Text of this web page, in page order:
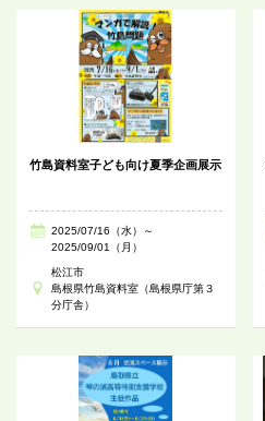
竹島資料室子ども向け夏季企画展示
2025/07/16（水）～
2025/09/01（月）
松江市
島根県竹島資料室（島根県庁第３
分庁舎）